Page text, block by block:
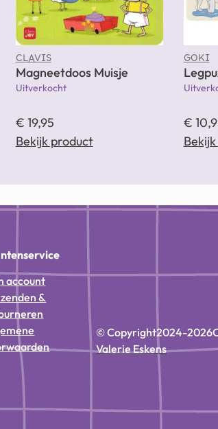
CLAVIS
Magneetdoos Muisje
Uitverkocht
€ 19,95
Bekijk product
GOKI
€
account
&
© Copyright2024-2026
Valerie Eskens